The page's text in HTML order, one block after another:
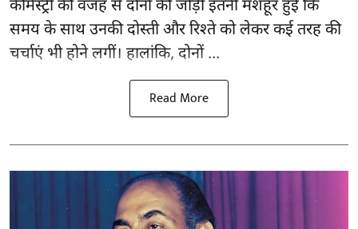
केमिस्ट्री की वजह से दोनों की जोड़ी इतनी मशहूर हुई कि
समय के साथ उनकी दोस्ती और रिश्ते को लेकर कई तरह की
चर्चाएं भी होने लगीं। हालांकि, दोनों ...
Read More